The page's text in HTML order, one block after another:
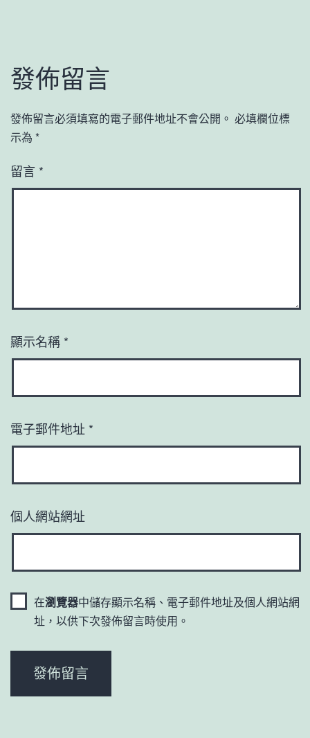
發佈留言
發佈留言必須填寫的電子郵件地址不會公開。 必填欄位標
示為 *
留言 *
顯示名稱 *
電子郵件地址 *
個人網站網址
在瀏覽器中儲存顯示名稱、電子郵件地址及個人網站網
址，以供下次發佈留言時使用。